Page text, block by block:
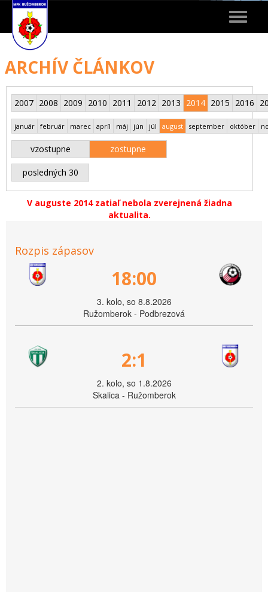
Toggle
ARCHÍV ČLÁNKOV
2007 2008 2009 2010 2011 2012 2013 2014 2015 2016
január február marec apríl máj jún júl august september október
vzostupne zostupne
posledných 30
V auguste 2014 zatiaľ nebola zverejnená žiadna
aktualita.
Rozpis zápasov
18:00
3. kolo, so 8.8.2026
Ružomberok - Podbrezová
2:1
2. kolo, so 1.8.2026
Skalica - Ružomberok